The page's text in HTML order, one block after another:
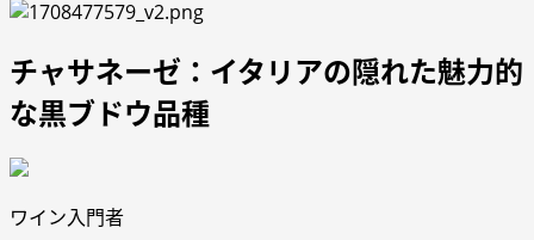
チャサネーゼ：イタリアの隠れた魅力的
な黒ブドウ品種
ワイン入門者